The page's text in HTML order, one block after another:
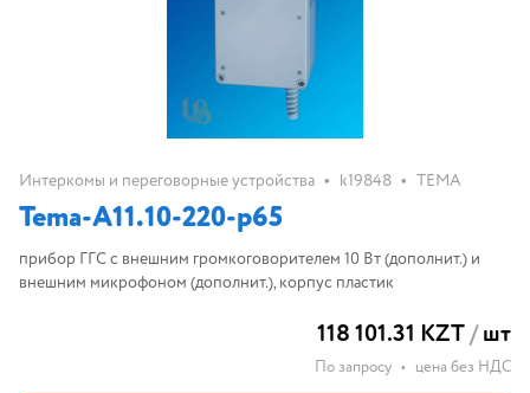
Интеркомы и переговорные устройства • k19848 • ТЕМА
Tema-A11.10-220-p65
прибор ГГС с внешним громкоговорителем 10 Вт (дополнит.) и
внешним микрофоном (дополнит.), корпус пластик
118 101.31 KZT/шт
По запросу • цена без НДС